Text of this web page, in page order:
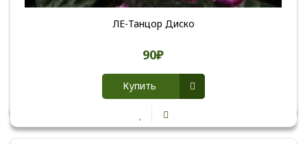
ЛЕ-Танцор Диско
90₽
Купить